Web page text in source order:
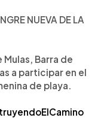
NUEVA DE LA
Barra de
a participar en el
de playa.